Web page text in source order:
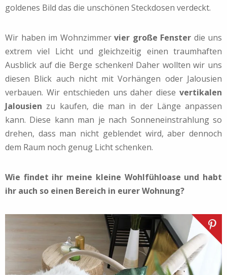
goldenes Bild das die unschönen Steckdosen verdeckt.
Wir haben im Wohnzimmer vier große Fenster die uns
extrem viel Licht und gleichzeitig einen traumhaften
Ausblick auf die Berge schenken! Daher wollten wir uns
diesen Blick auch nicht mit Vorhängen oder Jalousien
verbauen. Wir entschieden uns daher diese vertikalen
Jalousien zu kaufen, die man in der Länge anpassen
kann. Diese kann man je nach Sonneneinstrahlung so
drehen, dass man nicht geblendet wird, aber dennoch
dem Raum noch genug Licht schenken.
Wie findet ihr meine kleine Wohlfühloase und habt
ihr auch so einen Bereich in eurer Wohnung?